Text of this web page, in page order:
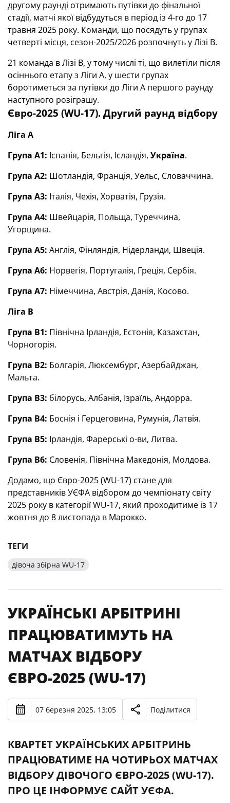
другому раунді отримають путівки до фінальної
стадії, матчі якої відбудуться в період із 4-го до 17
травня 2025 року. Команди, що посядуть у групах
четверті місця, сезон-2025/2026 розпочнуть у Лізі В.
21 команда в Лізі В, у тому числі ті, що вилетіли після
осіннього етапу з Ліги А, у шести групах
боротиметься за путівки до Ліги А першого раунду
наступного розіграшу.
Євро-2025 (WU-17). Другий раунд відбору
Ліга А
Група А1: Іспанія, Бельгія, Ісландія, Україна.
Група А2: Шотландія, Франція, Уельс, Словаччина.
Група А3: Італія, Чехія, Хорватія, Грузія.
Група А4: Швейцарія, Польща, Туреччина,
Угорщина.
Група А5: Англія, Фінляндія, Нідерланди, Швеція.
Група А6: Норвегія, Португалія, Греція, Сербія.
Група А7: Німеччина, Австрія, Данія, Косово.
Ліга В
Група В1: Північна Ірландія, Естонія, Казахстан,
Чорногорія.
Група В2: Болгарія, Люксембург, Азербайджан,
Мальта.
Група В3: білорусь, Албанія, Ізраїль, Андорра.
Група В4: Боснія і Герцеговина, Румунія, Латвія.
Група В5: Ірландія, Фарерські о-ви, Литва.
Група В6: Словенія, Північна Македонія, Молдова.
Додамо, що Євро-2025 (WU-17) стане для
представників УЄФА відбором до чемпіонату світу
2025 року в категорії WU-17, який проходитиме із 17
жовтня до 8 листопада в Марокко.
ТЕГИ
дівоча збірна WU-17
УКРАЇНСЬКІ АРБІТРИНІ
ПРАЦЮВАТИМУТЬ НА
МАТЧАХ ВІДБОРУ
ЄВРО-2025 (WU-17)
07 березня 2025, 13:05 Поділитися
КВАРТЕТ УКРАЇНСЬКИХ АРБІТРИНЬ
ПРАЦЮВАТИМЕ НА ЧОТИРЬОХ МАТЧАХ
ВІДБОРУ ДІВОЧОГО ЄВРО-2025 (WU-17).
ПРО ЦЕ ІНФОРМУЄ САЙТ УЄФА.